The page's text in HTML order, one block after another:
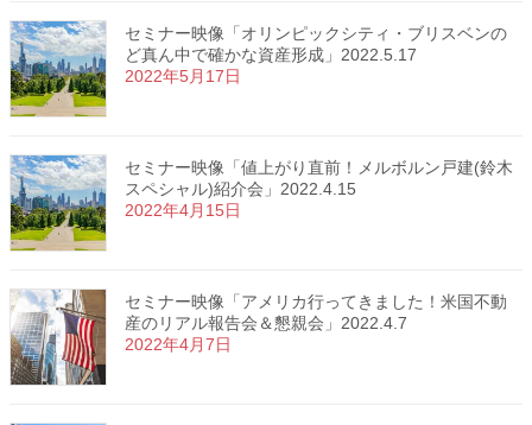
セミナー映像「オリンピックシティ・ブリスベンの
ど真ん中で確かな資産形成」2022.5.17
2022年5月17日
セミナー映像「値上がり直前！メルボルン戸建(鈴木
スペシャル)紹介会」2022.4.15
2022年4月15日
セミナー映像「アメリカ行ってきました！米国不動
産のリアル報告会＆懇親会」2022.4.7
2022年4月7日